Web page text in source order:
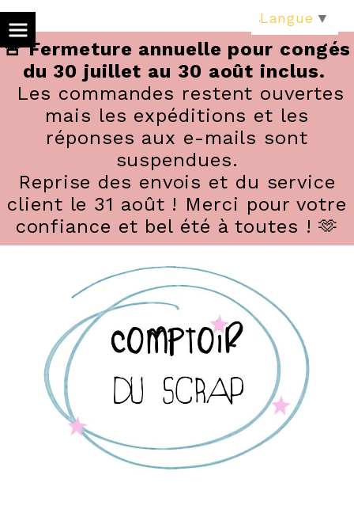
🚨 Fermeture annuelle pour congés
du 30 juillet au 30 août inclus.
Les commandes restent ouvertes
mais les expéditions et les
réponses aux e-mails sont
suspendues.
Reprise des envois et du service
client le 31 août ! Merci pour votre
confiance et bel été à toutes ! 🫶
Langue ▼